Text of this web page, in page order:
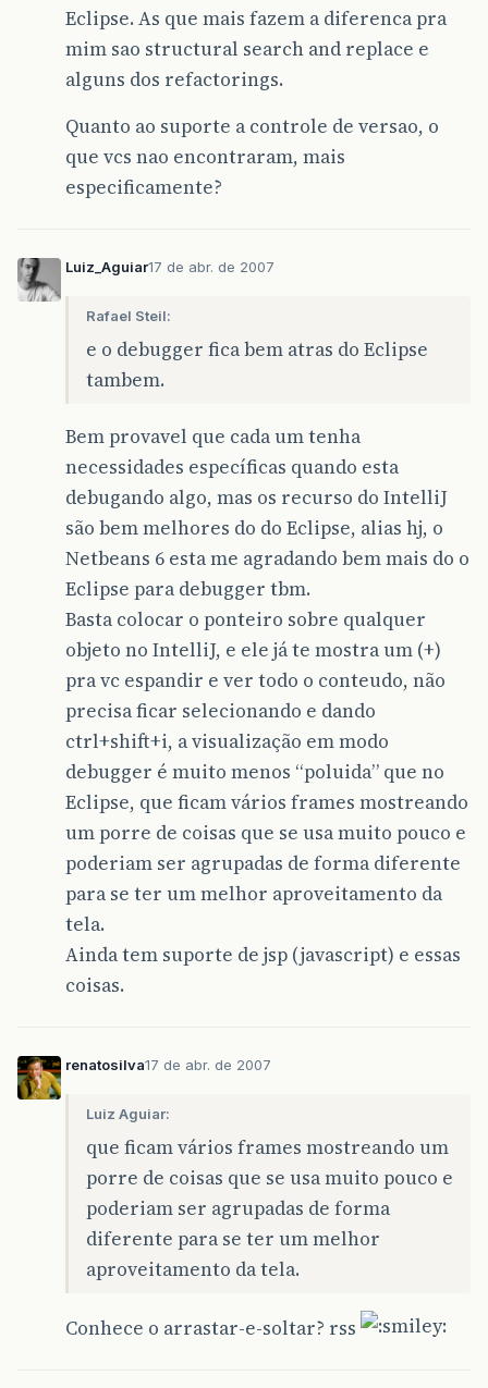
Eclipse. As que mais fazem a diferenca pra
mim sao structural search and replace e
alguns dos refactorings.
Quanto ao suporte a controle de versao, o
que vcs nao encontraram, mais
especificamente?
Luiz_Aguiar17 de abr. de 2007
Rafael Steil:
e o debugger fica bem atras do Eclipse
tambem.
Bem provavel que cada um tenha
necessidades específicas quando esta
debugando algo, mas os recurso do IntelliJ
são bem melhores do do Eclipse, alias hj, o
Netbeans 6 esta me agradando bem mais do o
Eclipse para debugger tbm.
Basta colocar o ponteiro sobre qualquer
objeto no IntelliJ, e ele já te mostra um (+)
pra vc espandir e ver todo o conteudo, não
precisa ficar selecionando e dando
ctrl+shift+i, a visualização em modo
debugger é muito menos “poluida” que no
Eclipse, que ficam vários frames mostreando
um porre de coisas que se usa muito pouco e
poderiam ser agrupadas de forma diferente
para se ter um melhor aproveitamento da
tela.
Ainda tem suporte de jsp (javascript) e essas
coisas.
renatosilva17 de abr. de 2007
Luiz Aguiar:
que ficam vários frames mostreando um
porre de coisas que se usa muito pouco e
poderiam ser agrupadas de forma
diferente para se ter um melhor
aproveitamento da tela.
Conhece o arrastar-e-soltar? rss